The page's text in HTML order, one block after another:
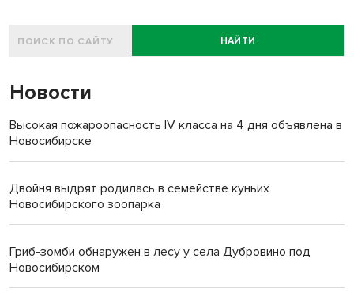
НАЙТИ
Новости
Высокая пожароопасность IV класса на 4 дня объявлена в
Новосибирске
Двойня выдрят родилась в семействе куньих
Новосибирского зоопарка
Гриб-зомби обнаружен в лесу у села Дубровино под
Новосибирском